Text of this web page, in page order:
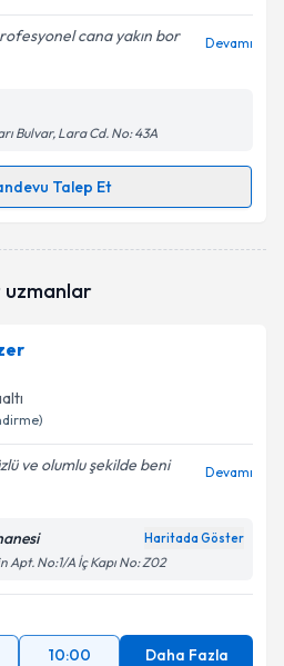
cana yakın bor
Devamı
Bulvar, Lara Cd. No: 43A
Talep Et
Talebi
randevu almanız için bir
işlenmesine ilişkinAydınlatma
ve kişisel verilerimin belirtilen
uzmanlar
ve olumlu şekilde beni
Devamı
Haritada Göster
Apt. No:1/A İç Kapı No: Z02
10:00 Daha Fazla